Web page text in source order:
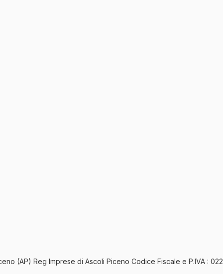
(AP) Reg Imprese di Ascoli Piceno Codice Fiscale e P.IVA :